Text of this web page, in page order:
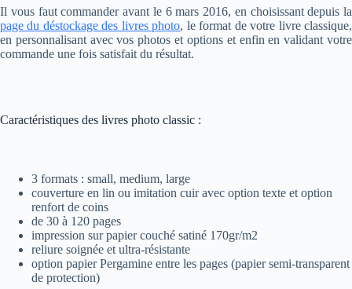
Il vous faut commander avant le 6 mars 2016, en choisissant depuis la
page du déstockage des livres photo, le format de votre livre classique,
en personnalisant avec vos photos et options et enfin en validant votre
commande une fois satisfait du résultat.
Caractéristiques des livres photo classic :
3 formats : small, medium, large
couverture en lin ou imitation cuir avec option texte et option
renfort de coins
de 30 à 120 pages
impression sur papier couché satiné 170gr/m2
reliure soignée et ultra-résistante
option papier Pergamine entre les pages (papier semi-transparent
de protection)